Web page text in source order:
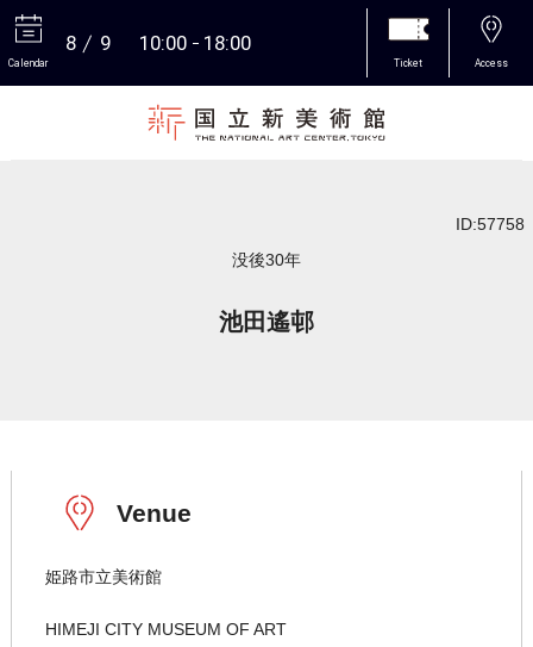
Calendar
8 9 10:00 18:00
Ticket Access
ID:57758
没後30年
池田遙邨
Venue
姫路市立美術館
HIMEJI CITY MUSEUM OF ART